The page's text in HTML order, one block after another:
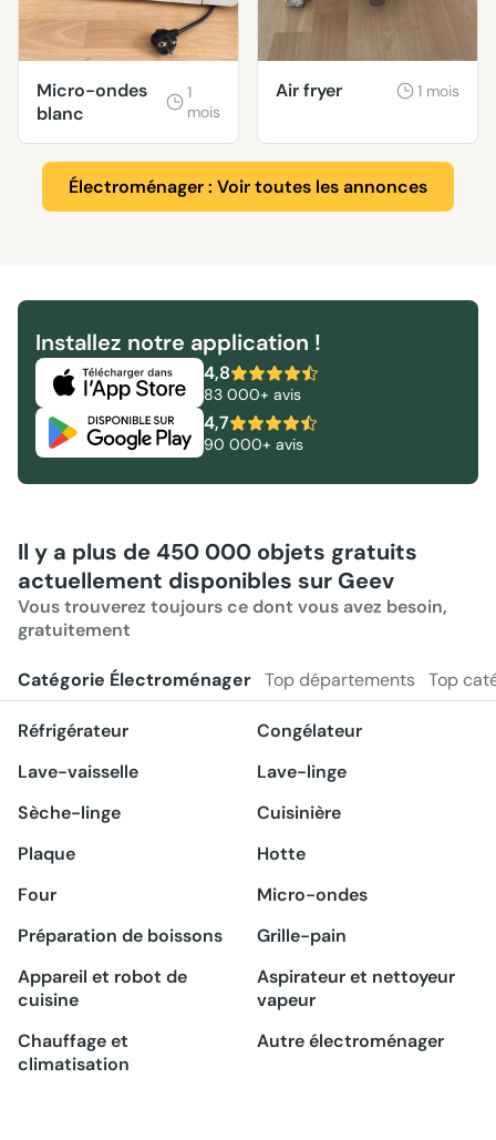
Micro-ondes
blanc
1
mois
Air fryer 1 mois
Électroménager : Voir toutes les annonces
Installez notre application !
4,8
83 000+ avis
4,7
90 000+ avis
Il y a plus de 450 000 objets gratuits
actuellement disponibles sur Geev
Vous trouverez toujours ce dont vous avez besoin,
gratuitement
Catégorie Électroménager Top départements Top
Réfrigérateur
Congélateur
Lave-vaisselle
Lave-linge
Sèche-linge
Cuisinière
Plaque
Hotte
Four
Micro-ondes
Préparation de boissons
Grille-pain
Appareil et robot de
cuisine
Aspirateur et nettoyeur
vapeur
Chauffage et
climatisation
Autre électroménager